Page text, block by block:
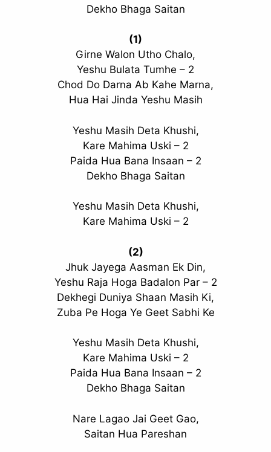
Dekho Bhaga Saitan
(1)
Girne Walon Utho Chalo,
Yeshu Bulata Tumhe – 2
Chod Do Darna Ab Kahe Marna,
Hua Hai Jinda Yeshu Masih
Yeshu Masih Deta Khushi,
Kare Mahima Uski – 2
Paida Hua Bana Insaan – 2
Dekho Bhaga Saitan
Yeshu Masih Deta Khushi,
Kare Mahima Uski – 2
(2)
Jhuk Jayega Aasman Ek Din,
Yeshu Raja Hoga Badalon Par – 2
Dekhegi Duniya Shaan Masih Ki,
Zuba Pe Hoga Ye Geet Sabhi Ke
Yeshu Masih Deta Khushi,
Kare Mahima Uski – 2
Paida Hua Bana Insaan – 2
Dekho Bhaga Saitan
Nare Lagao Jai Geet Gao,
Saitan Hua Pareshan